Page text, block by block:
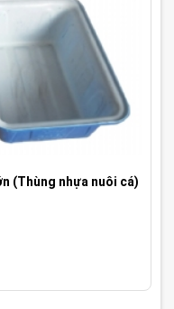
(Thùng nhựa nuôi cá)